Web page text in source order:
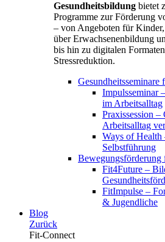
Gesundheitsbildung bietet
Programme zur Förderung
– von Angeboten für
über Erwachsenenbildung
bis hin zu digitalen
Stressreduktion.
Gesundheitsseminare
Impulsseminar
im Arbeitsalltag
Praxissession
Arbeitsalltag
Ways of Health
Selbstführung
Fit4Future –
FitImpulse –
& Jugendliche
Blog
Zurück
Fit-Connect